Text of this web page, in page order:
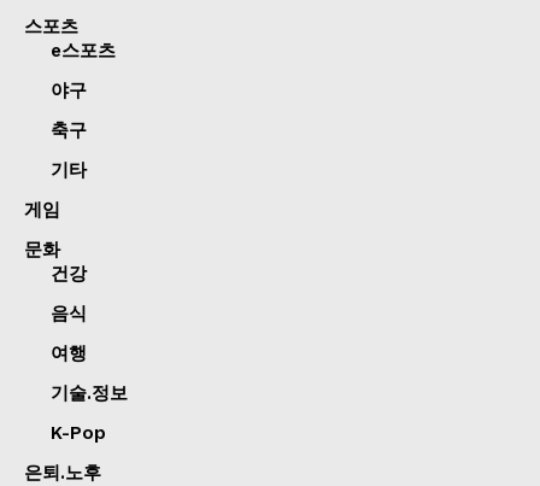
스포츠
e스포츠
야구
축구
기타
게임
문화
건강
음식
여행
기술.정보
K-Pop
은퇴.노후